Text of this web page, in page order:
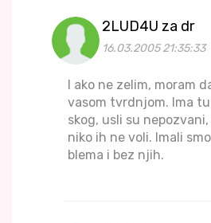
2LUD4U za dr
16.03.2005 21:35:33
I ako ne zelim, moram
vasom tvrdnjom. Ima
skog, usli su
niko ih ne voli. Imali
blema i bez njih.